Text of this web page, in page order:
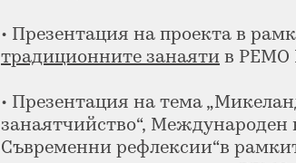
• Презентация на проекта в
традиционните занаяти в РЕМО
• Презентация на тема
занаятчийство“,
Съвременни рефлексии“в